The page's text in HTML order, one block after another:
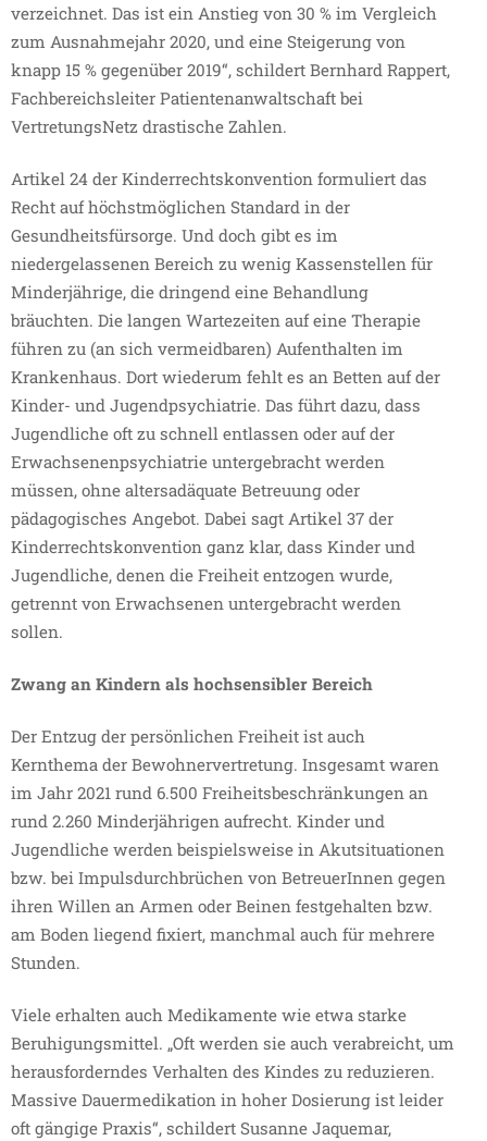
verzeichnet. Das ist ein Anstieg von 30 % im Vergleich
zum Ausnahmejahr 2020, und eine Steigerung von
knapp 15 % gegenüber 2019“, schildert Bernhard Rappert,
Fachbereichsleiter Patientenanwaltschaft bei
VertretungsNetz drastische Zahlen.
Artikel 24 der Kinderrechtskonvention formuliert das
Recht auf höchstmöglichen Standard in der
Gesundheitsfürsorge. Und doch gibt es im
niedergelassenen Bereich zu wenig Kassenstellen für
Minderjährige, die dringend eine Behandlung
bräuchten. Die langen Wartezeiten auf eine Therapie
führen zu (an sich vermeidbaren) Aufenthalten im
Krankenhaus. Dort wiederum fehlt es an Betten auf der
Kinder- und Jugendpsychiatrie. Das führt dazu, dass
Jugendliche oft zu schnell entlassen oder auf der
Erwachsenenpsychiatrie untergebracht werden
müssen, ohne altersadäquate Betreuung oder
pädagogisches Angebot. Dabei sagt Artikel 37 der
Kinderrechtskonvention ganz klar, dass Kinder und
Jugendliche, denen die Freiheit entzogen wurde,
getrennt von Erwachsenen untergebracht werden
sollen.
Zwang an Kindern als hochsensibler Bereich
Der Entzug der persönlichen Freiheit ist auch
Kernthema der Bewohnervertretung. Insgesamt waren
im Jahr 2021 rund 6.500 Freiheitsbeschränkungen an
rund 2.260 Minderjährigen aufrecht. Kinder und
Jugendliche werden beispielsweise in Akutsituationen
bzw. bei Impulsdurchbrüchen von BetreuerInnen gegen
ihren Willen an Armen oder Beinen festgehalten bzw.
am Boden liegend fixiert, manchmal auch für mehrere
Stunden.
Viele erhalten auch Medikamente wie etwa starke
Beruhigungsmittel. „Oft werden sie auch verabreicht, um
herausforderndes Verhalten des Kindes zu reduzieren.
Massive Dauermedikation in hoher Dosierung ist leider
oft gängige Praxis“, schildert Susanne Jaquemar,